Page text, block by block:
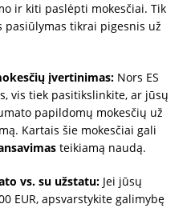
ir kiti paslėpti mokesčiai. Tik
tikrai pigesnis už
įvertinimas: Nors ES
vis tiek pasitikslinkite, ar jūsų
papildomų mokesčių už
Kartais šie mokesčiai gali
teikiamą naudą.
vs. su užstatu: Jei jūsų
EUR, apsvarstykite galimybę